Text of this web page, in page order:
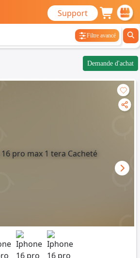
Support
Filtre avancé
Demande d'achat